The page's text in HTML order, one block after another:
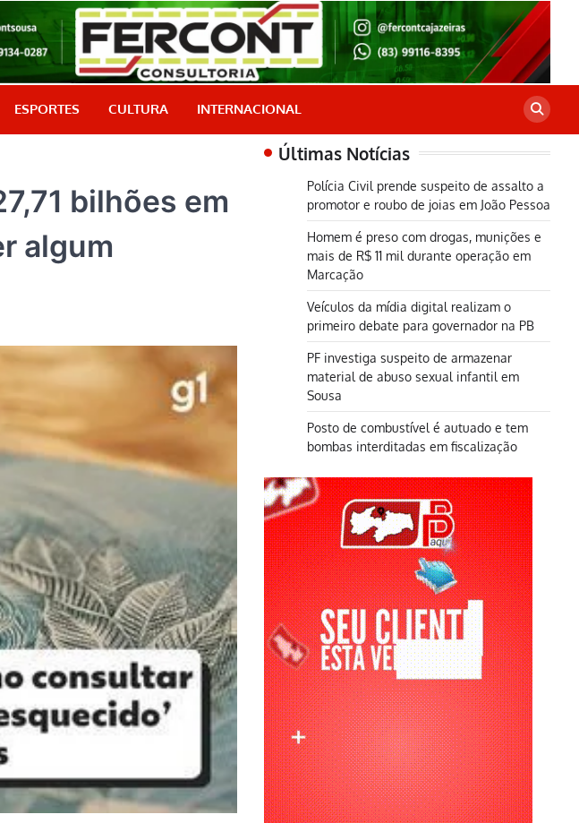
é aqui!
ESPORTES CULTURA INTERNACIONAL
bilhões em
algum
Últimas Notícias
Polícia Civil prende suspeito de assalto a
promotor e roubo de joias em João Pessoa
Homem é preso com drogas, munições e
mais de R$ 11 mil durante operação em
Marcação
Veículos da mídia digital realizam o
primeiro debate para governador na PB
PF investiga suspeito de armazenar
material de abuso sexual infantil em
Sousa
Posto de combustível é autuado e tem
bombas interditadas em fiscalização